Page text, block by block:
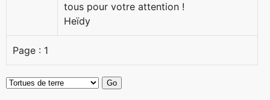
tous pour votre attention !
Heïdy
Page : 1